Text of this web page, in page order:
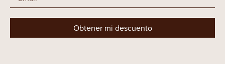
Obtener mi descuento